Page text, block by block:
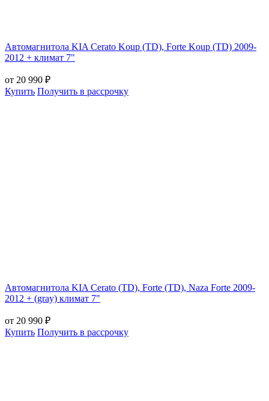
Автомагнитола KIA Cerato Koup (TD), Forte Koup (TD) 2009-
2012 + климат 7"
от 20 990 ₽
Купить Получить в рассрочку
Автомагнитола KIA Cerato (TD), Forte (TD), Naza Forte 2009-
2012 + (gray) климат 7"
от 20 990 ₽
Купить Получить в рассрочку